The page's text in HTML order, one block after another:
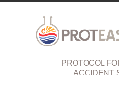
PROTOCOL
ACCIDENT